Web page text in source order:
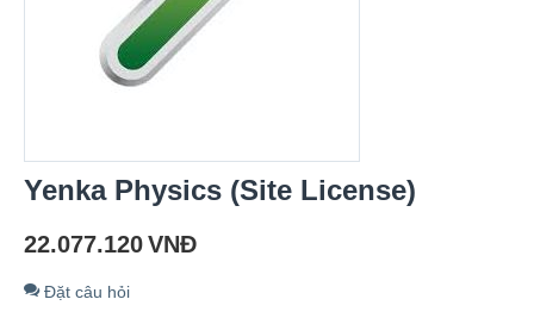
Yenka Physics (Site License)
22.077.120VNĐ
Đặt câu hỏi